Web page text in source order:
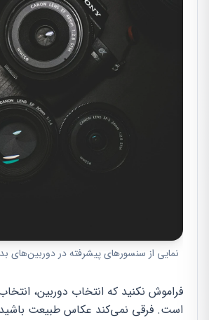
نمایی از سنسورهای پیشرفته در دوربین‌های
فراموش نکنید که انتخاب دوربین،
است. فرقی نمی‌کند عکاس طبیعت باشید